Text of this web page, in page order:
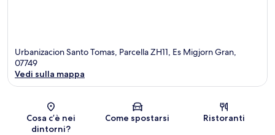
Urbanizacion Santo Tomas, Parcella ZH11, Es Migjorn Gran,
07749
Vedi sulla mappa
Cosa c’è nei
dintorni?
Come spostarsi Ristoranti